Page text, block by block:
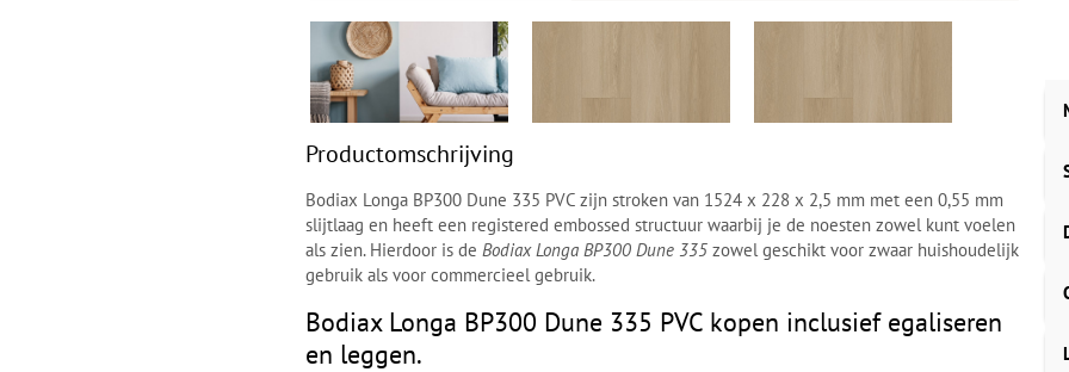
Productomschrijving
Bodiax Longa BP300 Dune 335 PVC zijn stroken van 1524 x 228 x 2,5 mm met een 0,55 mm
slijtlaag en heeft een registered embossed structuur waarbij je de noesten zowel kunt voelen
als zien. Hierdoor is deBodiax Longa BP300 Dune 335 zowel geschikt voor zwaar huishoudelijk
gebruik als voor commercieel gebruik.
Bodiax Longa BP300 Dune 335 PVC kopen inclusief egaliseren
en leggen.